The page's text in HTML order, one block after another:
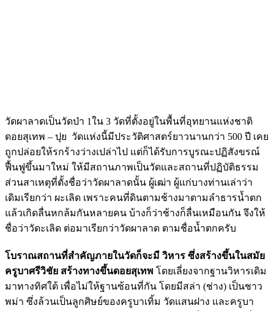
วัดผาลาดเป็นวัดป่า 1ใน 3 วัดที่ตั้งอยู่ในพื้นที่อุทยานแห่งชาติ
ดอยสุเทพ – ปุย วัดแห่งนี้มีประวัติศาสตร์ยาวนานกว่า 500 ปี เคย
ถูกปล่อยให้รกร้างว่างเปล่าไป แต่ก็ได้รับการบูรณะปฏิสังขรณ์
ฟื้นฟูขึ้นมาใหม่ ให้มีสถานภาพเป็นวัดและสถานที่ปฏิบัติธรรม
ส่วนสาเหตุที่ตั้งชื่อว่าวัดผาลาดนั้น ผู้เฒ่า ผู้แก่บางท่านเล่าว่า
เดิมเรียกว่า ผะเลิด เพราะคนที่ดินตามช้างมาตามลำธารน้ำตก
แล้วเกิดลื่นหกล้มกันหลายคน บ้างก็ว่าช้างก็ลื่นเหมือนกัน จึงให้
ชื่อว่าวัดะเลิด ต่อมาเรียกว่าวัดผาลาด ตามชื่อน้ำตกครับ
โบราณสถานที่สำคัญภายในวัดก็จะมี วิหาร ซึ่งสร้างขึ้นในสมัย
ครูบาศรีวิชัย สร้างทางขึ้นดอยสุเทพ โดยเลี่ยงจากฐานวิหารเดิม
มาทางทิศใต้ เพื่อไม่ให้ฐานซ้อนที่กัน โดยมีสล่า (ช่าง) เป็นชาว
พม่า ซึ่งล้วนเป็นลูกศิษย์ของครูบาเทิ้ม วัดแสนฝาง และครูบา